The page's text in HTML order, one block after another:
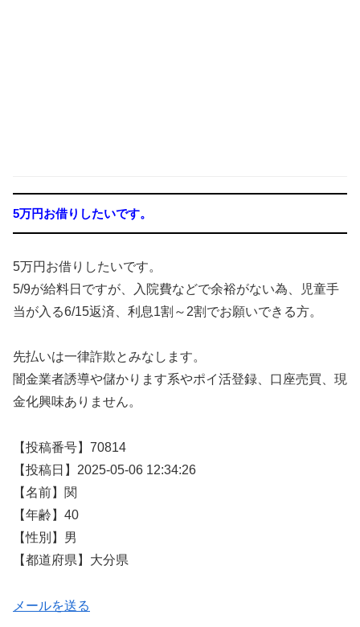
5万円お借りしたいです。
5万円お借りしたいです。
5/9が給料日ですが、入院費などで余裕がない為、児童手
当が入る6/15返済、利息1割～2割でお願いできる方。
先払いは一律詐欺とみなします。
闇金業者誘導や儲かります系やポイ活登録、口座売買、現
金化興味ありません。
【投稿番号】70814
【投稿日】2025-05-06 12:34:26
【名前】関
【年齢】40
【性別】男
【都道府県】大分県
メールを送る